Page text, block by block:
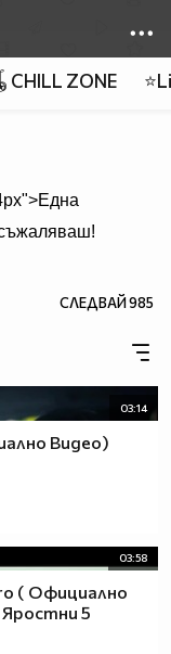
ZONE
СЛЕДВАЙ985
03:14
Видео)
03:58
( Официално
5